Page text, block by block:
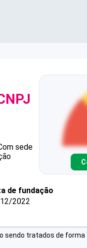
sede
de fundação
2022
sendo tratados de